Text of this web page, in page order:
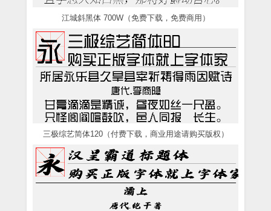
江城斜黑体 700W（免费下载，免费商用）
三极综艺简体120（付费下载，商业用途请购买版权）